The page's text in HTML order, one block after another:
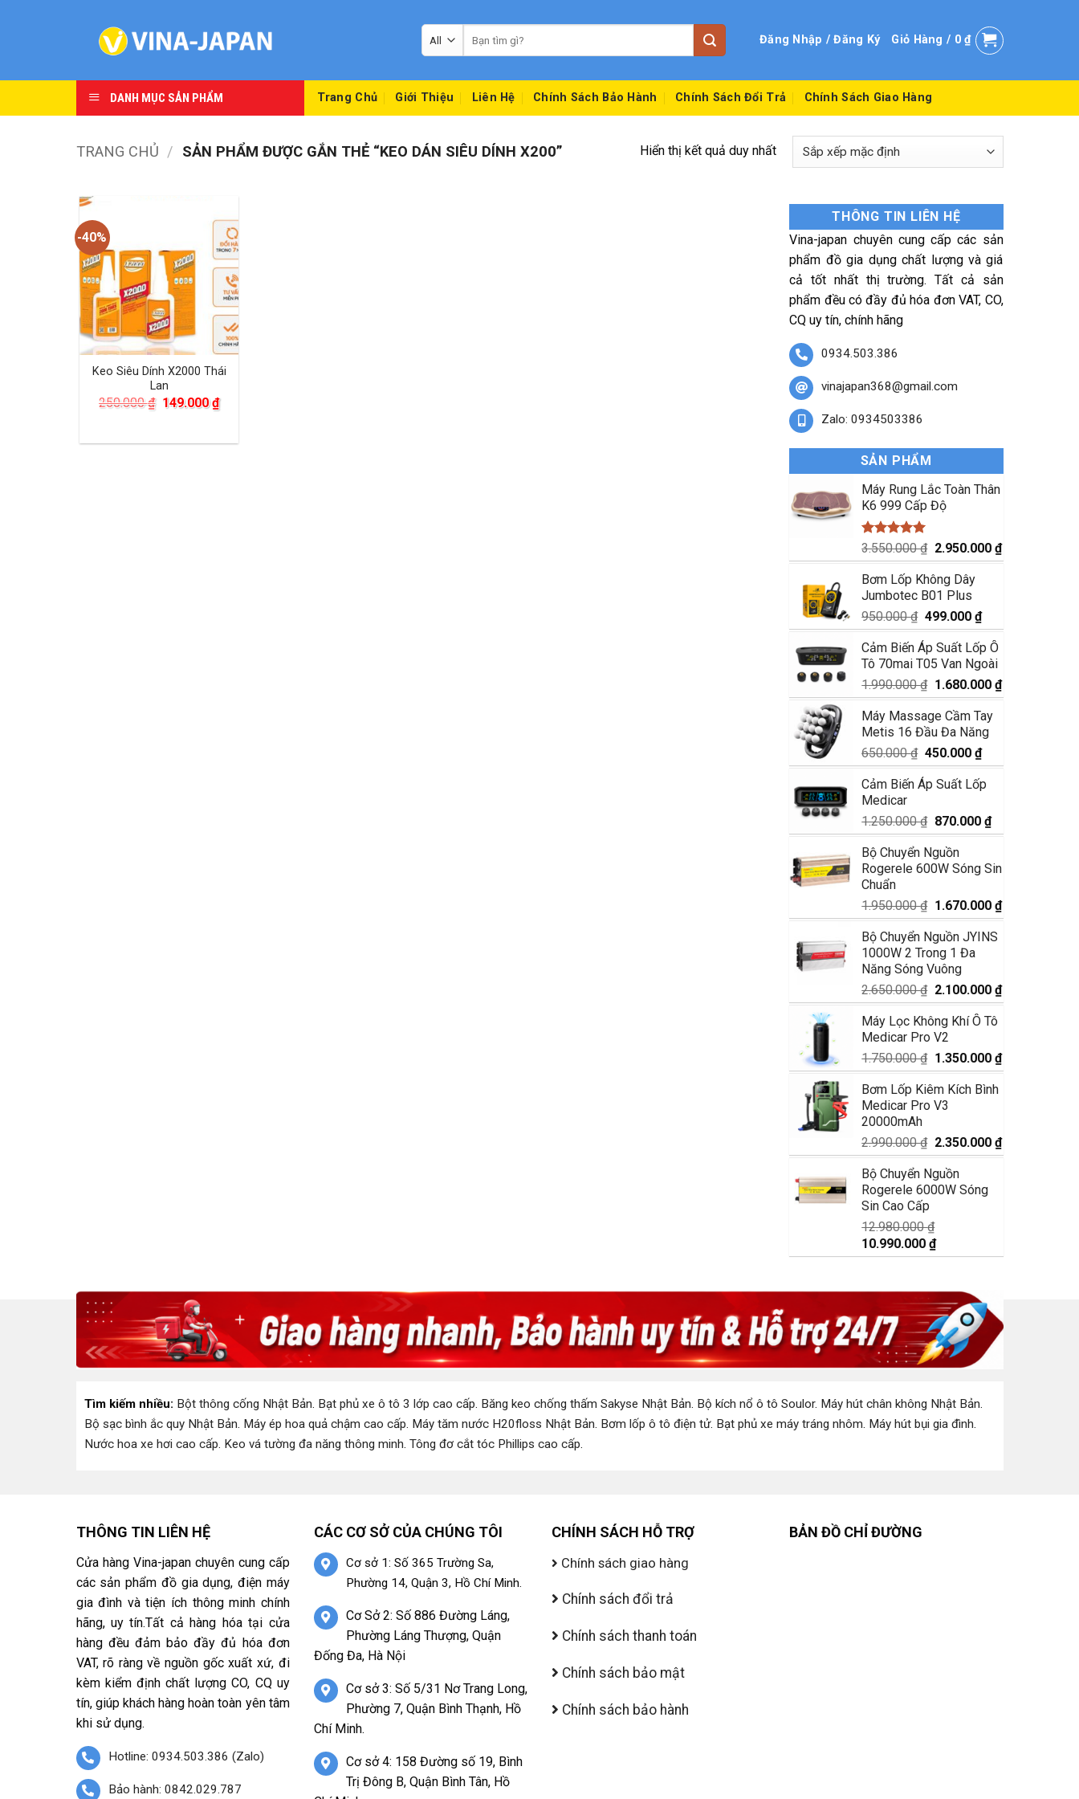
kiếm:
Đăng Nhập / Đăng Ký Giỏ Hàng / 0₫
DANH MỤC SẢN PHẨM Trang Chủ Giới Thiệu Liên Hệ Chính Sách Bảo Hành Chính Sách Đổi Trả Chính Sách Giao Hàng
TRANG CHỦ / SẢN PHẨM ĐƯỢC GẮN THẺ “KEO DÁN SIÊU DÍNH X200” Hiển thị kết quả duy nhất
-40%
Keo Siêu Dính X2000 Thái
Lan
250.000₫ Giá
250.000 ₫.
149.000₫Giá
hiện
là:
THÔNG TIN LIÊN HỆ
Vina-japan chuyên cung cấp các sản
phẩm đồ gia dụng chất lượng và giá
cả tốt nhất thị trường. Tất cả sản
phẩm đều có đầy đủ hóa đơn VAT, CO,
CQ uy tín, chính hãng
0934.503.386
vinajapan368@gmail.com
Zalo: 0934503386
SẢN PHẨM
Máy Rung Lắc Toàn Thân
K6 999 Cấp Độ
Được xếp
hạng5.00
5 sao
3.550.000₫ Giá
gốc
là:
3.550.000 ₫.
2.950.000₫Giá
hiện
Bơm Lốp Không Dây
Jumbotec B01 Plus
950.000₫ Giá
gốc
là:
950.000 ₫.
499.000₫Giá
hiện
tại
là:
499.000 ₫.
Cảm Biến Áp Suất Lốp Ô
Tô 70mai T05 Van Ngoài
1.990.000₫ Giá
gốc
là:
1.990.000 ₫.
1.680.000₫Giá
hiện
Máy Massage Cầm Tay
Metis 16 Đầu Đa Năng
650.000₫ Giá
gốc
là:
450.000₫Giá
hiện
tại
450.000 ₫.
Cảm Biến Áp Suất Lốp
Medicar
1.250.000₫ Giá
gốc
là:
1.250.000 ₫.
870.000₫Giá
hiện
là:
Bộ Chuyển Nguồn
Rogerele 600W Sóng Sin
Chuẩn
1.950.000₫ Giá
gốc
là:
1.950.000 ₫.
1.670.000₫Giá
hiện
Bộ Chuyển Nguồn JYINS
1000W 2 Trong 1 Đa
Năng Sóng Vuông
2.650.000₫ Giá
gốc
là:
2.650.000 ₫.
2.100.000₫Giá
hiện
2.100.000 ₫.
Máy Lọc Không Khí Ô Tô
Medicar Pro V2
1.750.000₫ Giá
gốc
là:
1.750.000 ₫.
1.350.000₫Giá
hiện
Bơm Lốp Kiêm Kích Bình
Medicar Pro V3
20000mAh
2.990.000₫ Giá
gốc
là:
2.990.000 ₫.
2.350.000₫Giá
hiện
Bộ Chuyển Nguồn
Rogerele 6000W Sóng
Sin Cao Cấp
12.980.000₫
Giá
gốc
12.980.000 ₫.
10.990.000₫Giá
hiện
là:
10.990.000 ₫.
Tìm kiếm nhiều: Bột thông cống Nhật Bản. Bạt phủ xe ô tô 3 lớp cao cấp. Băng keo chống thấm Sakyse Nhật Bản. Bộ kích nổ ô tô Soulor. Máy hút chân không Nhật Bản.
Bộ sạc bình ắc quy Nhật Bản. Máy ép hoa quả chậm cao cấp. Máy tăm nước H20floss Nhật Bản. Bơm lốp ô tô điện tử. Bạt phủ xe máy tráng nhôm. Máy hút bụi gia đình.
Nước hoa xe hơi cao cấp. Keo vá tường đa năng thông minh. Tông đơ cắt tóc Phillips cao cấp.
THÔNG TIN LIÊN HỆ
Cửa hàng Vina-japan chuyên cung cấp
các sản phẩm đồ gia dụng, điện máy
gia đình và tiện ích thông minh chính
hãng, uy tín.Tất cả hàng hóa tại cửa
hàng đều đảm bảo đầy đủ hóa đơn
VAT, rõ ràng về nguồn gốc xuất xứ, đi
kèm kiểm định chất lượng CO, CQ uy
tín, giúp khách hàng hoàn toàn yên tâm
khi sử dụng.
Hotline: 0934.503.386 (Zalo)
Bảo hành: 0842.029.787
CÁC CƠ SỞ CỦA CHÚNG TÔI
Cơ sở 1: Số 365 Trường Sa,
Phường 14, Quận 3, Hồ Chí Minh.
Cơ Sở 2: Số 886 Đường Láng,
Phường Láng Thượng, Quận
Đống Đa, Hà Nội
Cơ sở 3: Số 5/31 Nơ Trang Long,
Phường 7, Quận Bình Thạnh, Hồ
Chí Minh.
Cơ sở 4: 158 Đường số 19, Bình
Trị Đông B, Quận Bình Tân, Hồ
CHÍNH SÁCH HỖ TRỢ
Chính sách giao hàng
Chính sách đổi trả
Chính sách thanh toán
Chính sách bảo mật
Chính sách bảo hành
BẢN ĐỒ CHỈ ĐƯỜNG